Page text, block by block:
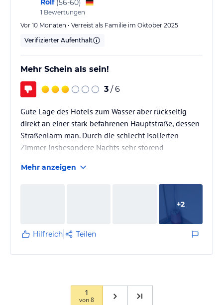
Rolf (56-60)
1 Bewertungen
Vor 10 Monaten • Verreist als Familie im Oktober 2025
Verifizierter Aufenthalt
Mehr Schein als sein!
3 / 6
Gute Lage des Hotels zum Wasser aber rückseitig
direkt an einer stark befahrenen Hauptstraße, dessen
Straßenlärm man. Durch die schlecht isolierten
Zimmer insbesondere Nachts sehr störend
Mehr anzeigen
+2
Hilfreich Teilen
1
von8